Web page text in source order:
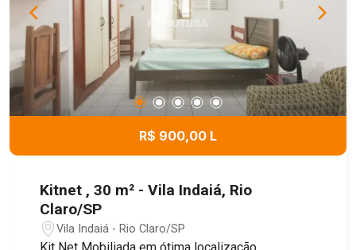
R$ 900,00 L
Kitnet , 30 m² - Vila Indaiá, Rio
Claro/SP
Vila Indaiá - Rio Claro/SP